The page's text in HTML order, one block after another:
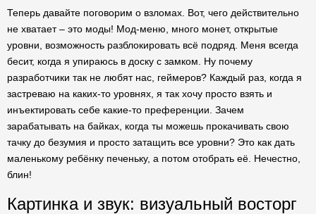
Теперь давайте поговорим о взломах. Вот, чего действительно
не хватает – это моды! Мод-меню, много монет, открытые
уровни, возможность разблокировать всё подряд. Меня всегда
бесит, когда я упираюсь в доску с замком. Ну почему
разработчики так не любят нас, геймеров? Каждый раз, когда я
застреваю на каких-то уровнях, я так хочу просто взять и
инъектировать себе какие-то преференции. Зачем
зарабатывать на байках, когда ты можешь прокачивать свою
тачку до безумия и просто затащить все уровни? Это как дать
маленькому ребёнку печеньку, а потом отобрать её. Нечестно,
блин!
Картинка и звук: визуальный восторг